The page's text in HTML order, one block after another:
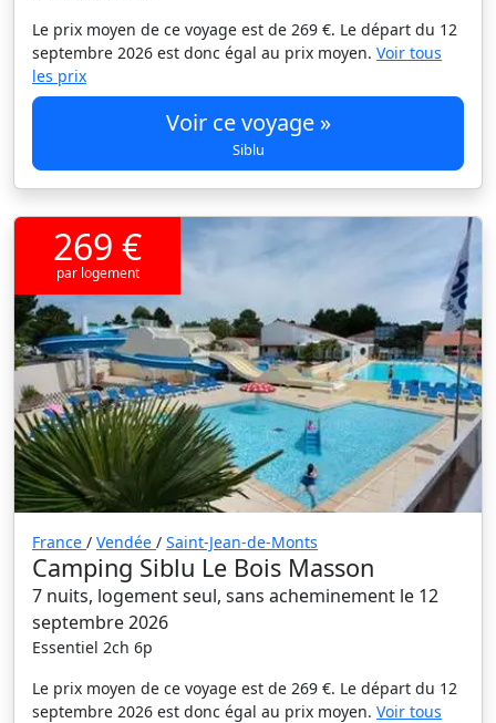
Le prix moyen de ce voyage est de 269 €. Le départ du 12
septembre 2026 est donc égal au prix moyen. Voir tous
les prix
Voir ce voyage »
Siblu
269 €
par logement
France / Vendée / Saint-Jean-de-Monts
Camping Siblu Le Bois Masson
7 nuits, logement seul, sans acheminement le 12
septembre 2026
Essentiel 2ch 6p
Le prix moyen de ce voyage est de 269 €. Le départ du 12
septembre 2026 est donc égal au prix moyen. Voir tous